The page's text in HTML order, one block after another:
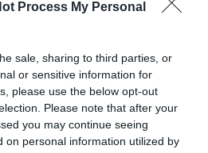
Process My Personal
sale, sharing to third parties, or
or sensitive information for
please use the below opt-out
Please note that after your
you may continue seeing
on personal information utilized by